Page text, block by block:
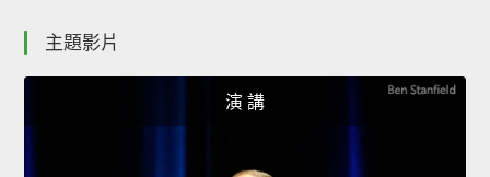
主題影片
演 講